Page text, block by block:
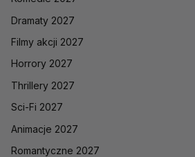
Dramaty 2027
Filmy akcji 2027
Horrory 2027
Thrillery 2027
Sci-Fi 2027
Animacje 2027
Romantyczne 2027